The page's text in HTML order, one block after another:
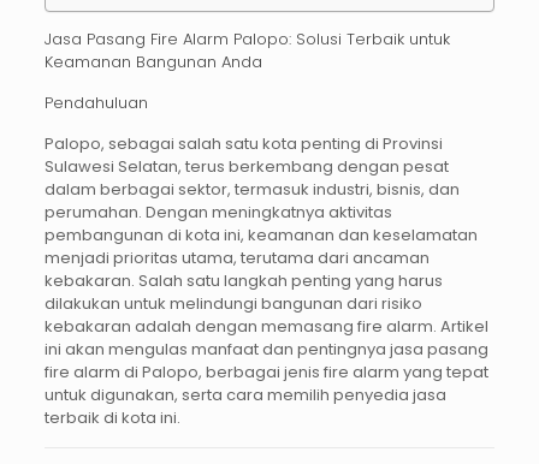
Jasa Pasang Fire Alarm Palopo: Solusi Terbaik untuk
Keamanan Bangunan Anda
Pendahuluan
Palopo, sebagai salah satu kota penting di Provinsi
Sulawesi Selatan, terus berkembang dengan pesat
dalam berbagai sektor, termasuk industri, bisnis, dan
perumahan. Dengan meningkatnya aktivitas
pembangunan di kota ini, keamanan dan keselamatan
menjadi prioritas utama, terutama dari ancaman
kebakaran. Salah satu langkah penting yang harus
dilakukan untuk melindungi bangunan dari risiko
kebakaran adalah dengan memasang fire alarm. Artikel
ini akan mengulas manfaat dan pentingnya jasa pasang
fire alarm di Palopo, berbagai jenis fire alarm yang tepat
untuk digunakan, serta cara memilih penyedia jasa
terbaik di kota ini.